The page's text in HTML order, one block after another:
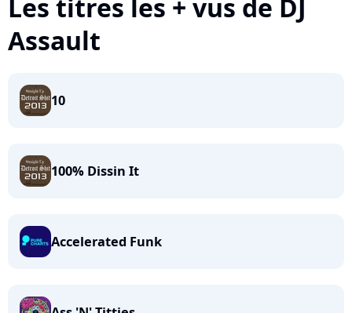
Les titres les + vus de DJ
Assault
10
100% Dissin It
Accelerated Funk